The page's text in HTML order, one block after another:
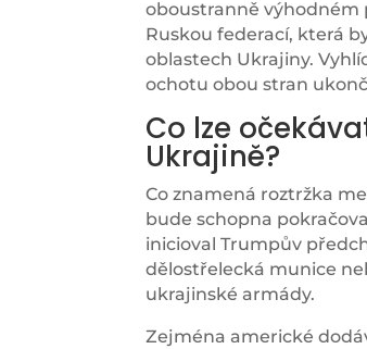
oboustranně výhodném
Ruskou federací, která
oblastech Ukrajiny.
ochotu obou stran
Co lze
Ukrajině?
Co znamená roztržka
bude schopna
inicioval Trumpův
dělostřelecká munice
ukrajinské armády.
Zejména americké